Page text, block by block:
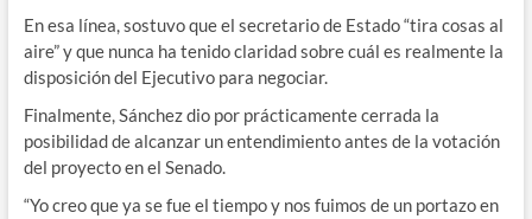
En esa línea, sostuvo que el secretario de Estado “tira cosas al
aire” y que nunca ha tenido claridad sobre cuál es realmente la
disposición del Ejecutivo para negociar.
Finalmente, Sánchez dio por prácticamente cerrada la
posibilidad de alcanzar un entendimiento antes de la votación
del proyecto en el Senado.
“Yo creo que ya se fue el tiempo y nos fuimos de un portazo en